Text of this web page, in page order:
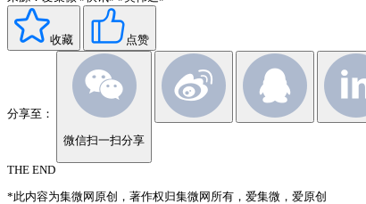
收藏 点赞
分享至：
微信扫一扫分享
THE END
*此内容为集微网原创，著作权归集微网所有，爱集微，爱原创